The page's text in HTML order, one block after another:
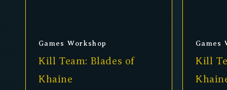
Anbieter:
Games Workshop
Kill Team: Blades of
Khaine
Games
Kill